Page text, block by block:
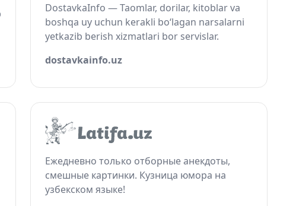
DostavkaInfo — Taomlar, dorilar, kitoblar va
boshqa uy uchun kerakli bo‘lagan narsalarni
yetkazib berish xizmatlari bor servislar.
dostavkainfo.uz
Ежедневно только отборные анекдоты,
смешные картинки. Кузница юмора на
узбекском языке!